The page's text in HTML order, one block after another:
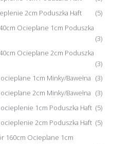
2cm Poduszka Haft
(5)
Ocieplane 1cm Poduszka
(3)
Ocieplane 2cm Poduszka
(3)
1cm Minky/Bawełna (3)
2cm Minky/Bawełna (3)
1cm Poduszka Haft (5)
2cm Poduszka Haft (5)
160cm Ocieplane 1cm